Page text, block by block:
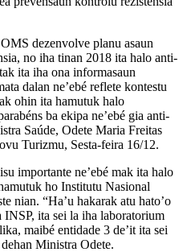
dezenvolve planu asaun
no iha tinan 2018 ita halo anti-
ita iha ona informasaun
dalan ne’ebé reflete kontestu
ohin ita hamutuk halo
ba ekipa ne’ebé gia anti-
Saúde, Odete Maria Freitas
Turizmu, Sesta-feira 16/12.
importante ne’ebé mak ita halo
ho Institutu Nasional
nian. “Ha’u hakarak atu hato’o
ita sei la iha laboratorium
maibé entidade 3 de’it ita sei
Ministra Odete.